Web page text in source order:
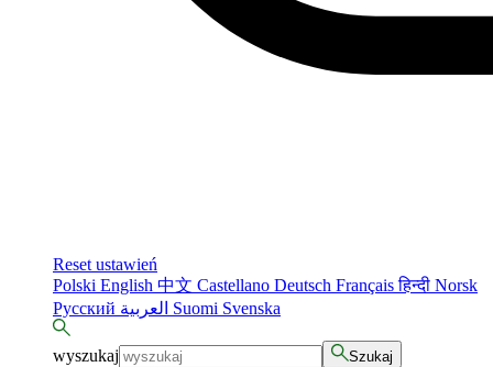
Reset ustawień
Polski English 中文 Castellano Deutsch Françaisहिन्दी Norsk
Русский
Suomi Svenska
wyszukaj Szukaj